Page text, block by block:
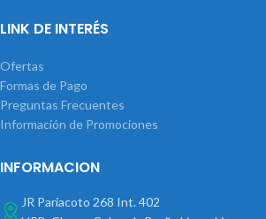
LINK DE INTERÉS
Ofertas
Formas de Pago
Preguntas Frecuentes
Información de Promociones
INFORMACION
JR Pariacoto 268 Int. 402